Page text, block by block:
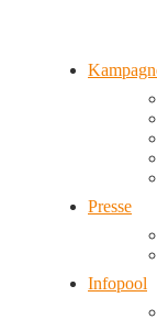
Presse
Infopool